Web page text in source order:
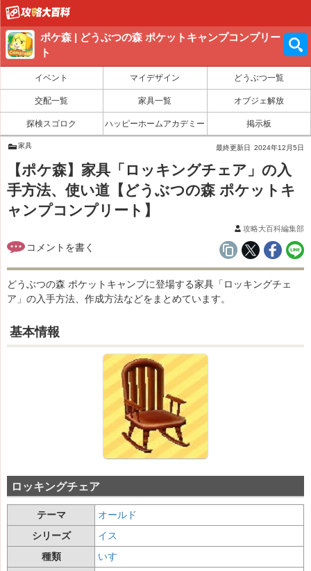
ポケ森 | どうぶつの森 ポケットキャンプコンプリー
ト
イベント マイデザイン どうぶつ一覧
交配一覧 家具一覧 オブジェ解放
探検スゴロク ハッピーホームアカデミー 掲示板
家具 最終更新日 2024年12月5日
【ポケ森】家具「ロッキングチェア」の入
手方法、使い道【どうぶつの森 ポケットキ
ャンプコンプリート】
攻略大百科編集部
どうぶつの森 ポケットキャンプに登場する家具「ロッキングチェ
ア」の入手方法、作成方法などをまとめています。
基本情報
ロッキングチェア
テーマ
オールド
シリーズ
イス
種類
いす